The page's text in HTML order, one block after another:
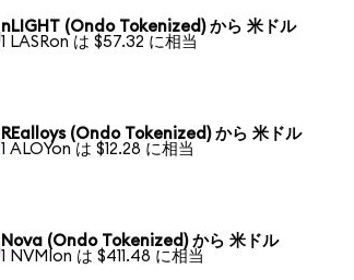
nLIGHT (Ondo Tokenized) から 米ドル
1 LASRon は $57.32 に相当
REalloys (Ondo Tokenized) から 米ドル
1 ALOYon は $12.28 に相当
Nova (Ondo Tokenized) から 米ドル
1 NVMIon は $411.48 に相当